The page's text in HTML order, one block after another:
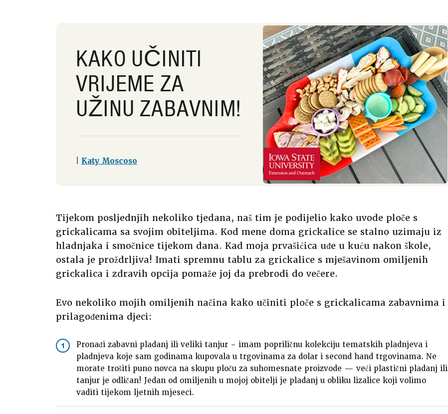
KAKO UČINITI
VRIJEME ZA
UŽINU ZABAVNIM!
Katy Moscoso
Tijekom posljednjih nekoliko tjedana, naš tim je podijelio kako uvode ploče s
grickalicama sa svojim obiteljima. Kod mene doma grickalice se stalno uzimaju iz
hladnjaka i smočnice tijekom dana. Kad moja prvašićica uđe u kuću nakon škole,
ostala je proždrljiva! Imati spremnu tablu za grickalice s mješavinom omiljenih
grickalica i zdravih opcija pomaže joj da prebrodi do večere.
Evo nekoliko mojih omiljenih načina kako učiniti ploče s grickalicama zabavnima i
prilagođenima djeci:
1
Pronađi zabavni pladanj ili veliki tanjur – imam popriličnu kolekciju tematskih pladnjeva i
pladnjeva koje sam godinama kupovala u trgovinama za dolar i second hand trgovinama. Ne
morate trošiti puno novca na skupu ploču za suhomesnate proizvode — veći plastični pladanj ili
tanjur je odličan! Jedan od omiljenih u mojoj obitelji je pladanj u obliku lizalice koji volimo
vaditi tijekom ljetnih mjeseci.